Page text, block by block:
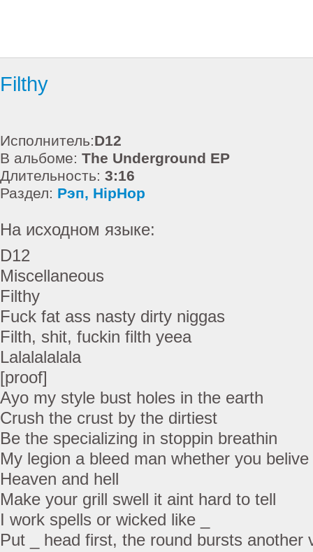
Filthy
Исполнитель:D12
В альбоме: The Underground EP
Длительность: 3:16
Раздел: Рэп, HipHop
На исходном языке:
D12
Miscellaneous
Filthy
Fuck fat ass nasty dirty niggas
Filth, shit, fuckin filth yeea
Lalalalalala
[proof]
Ayo my style bust holes in the earth
Crush the crust by the dirtiest
Be the specializing in stoppin breathin
My legion a bleed man whether you belive
Heaven and hell
Make your grill swell it aint hard to tell
I work spells or wicked like _
Put _ head first, the round bursts another